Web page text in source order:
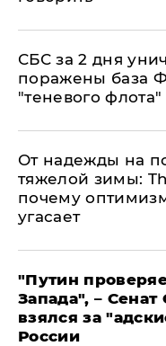
СБС за 2 дня
поражены база
"теневого флота"
От надежды на
тяжелой зимы:
почему
угасает
"Путин
Запада", –
взялся за
России